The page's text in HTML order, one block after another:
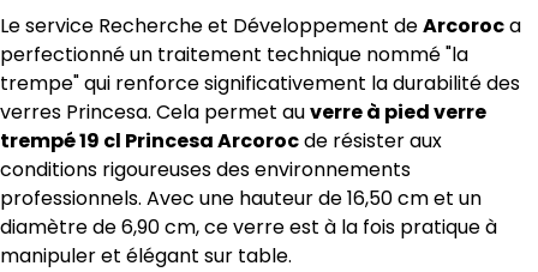
Le service Recherche et Développement deArcoroca
perfectionné un traitement technique nommé "la
trempe" qui renforce significativement la durabilité des
verres Princesa. Cela permet auverre à pied verre
trempé 19 cl Princesa Arcorocde résister aux
conditions rigoureuses des environnements
professionnels. Avec une hauteur de 16,50 cm et un
diamètre de 6,90 cm, ce verre est à la fois pratique à
manipuler et élégant sur table.